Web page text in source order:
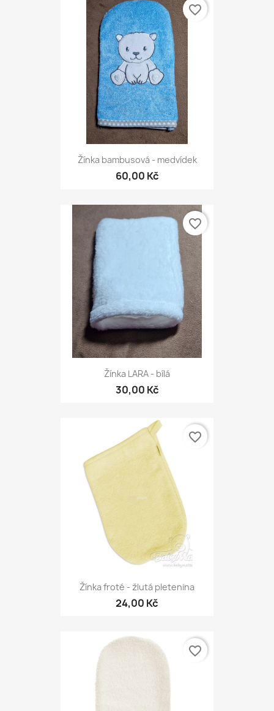
Žínka bambusová - medvídek
60,00 Kč
favorite_border
Žínka LARA - bílá
30,00 Kč
favorite_border
Žínka froté - žlutá pletenina
24,00 Kč
favorite_border
favorite_border